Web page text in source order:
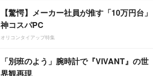
【驚愕】メーカー社員が推す「10万円台」
神コスパPC
オリコンタイアップ特集
「別班のよう」腕時計で『VIVANT』の世
界観再現